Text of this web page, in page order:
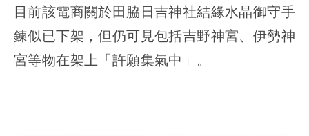
目前該電商關於田脇日吉神社結緣水晶御守手
鍊似已下架，但仍可見包括吉野神宮、伊勢神
宮等物在架上「許願集氣中」。